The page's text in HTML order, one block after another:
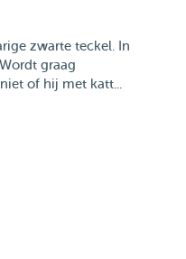
zwarte teckel. In
graag
of hij met katt...